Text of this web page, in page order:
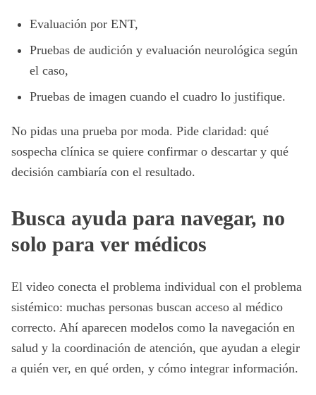
Evaluación por ENT,
Pruebas de audición y evaluación neurológica según
el caso,
Pruebas de imagen cuando el cuadro lo justifique.
No pidas una prueba por moda. Pide claridad: qué
sospecha clínica se quiere confirmar o descartar y qué
decisión cambiaría con el resultado.
Busca ayuda para navegar, no
solo para ver médicos
El video conecta el problema individual con el problema
sistémico: muchas personas buscan acceso al médico
correcto. Ahí aparecen modelos como la navegación en
salud y la coordinación de atención, que ayudan a elegir
a quién ver, en qué orden, y cómo integrar información.